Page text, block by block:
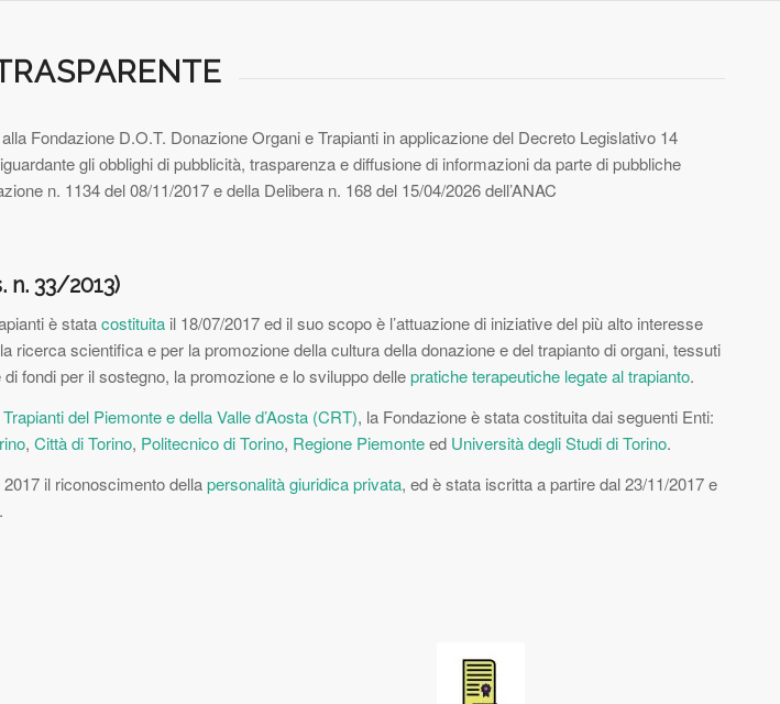
Fondazione D.O.T. Donazione Organi e Trapianti in applicazione del Decreto Legislativo 14
gli obblighi di pubblicità, trasparenza e diffusione di informazioni da parte di pubbliche
n. 1134 del 08/11/2017 e della Delibera n. 168 del 15/04/2026 dell’ANAC
n. 33/2013)
è statacostituita il 18/07/2017 ed il suo scopo è l’attuazione di iniziative del più alto interesse
ricerca scientifica e per la promozione della cultura della donazione e del trapianto di organi, tessuti
fondi per il sostegno, la promozione e lo sviluppo dellepratiche terapeutiche legate al trapianto.
del Piemonte e della Valle d’Aosta (CRT), la Fondazione è stata costituita dai seguenti Enti:
, Città di Torino, Politecnico di Torino, Regione Piemonteed Università degli Studi di Torino.
il riconoscimento dellapersonalità giuridica privata, ed è stata iscritta a partire dal 23/11/2017 e
.